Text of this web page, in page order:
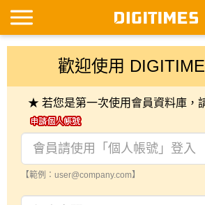
歡迎使用
★ 若您是第一次使用會員資料庫，
【範例：user@company.com】